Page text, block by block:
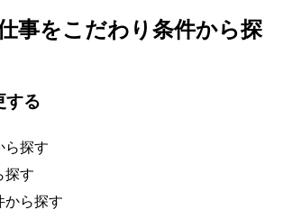
事をこだわり条件から探
する
ら探す
探す
から探す